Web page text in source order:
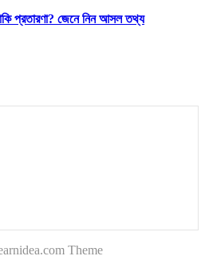
প্রতারণা? জেনে নিন আসল তথ্য
Theme